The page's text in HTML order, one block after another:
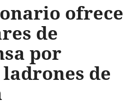
ofrece
de
por
de